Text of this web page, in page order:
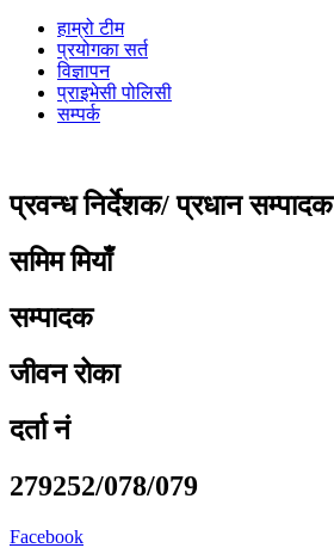
हाम्रो टीम
प्रयोगका सर्त
विज्ञापन
प्राइभेसी पोलिसी
सम्पर्क
प्रवन्ध निर्देशक/ प्रधान सम्पादक
समिम मियाँ
सम्पादक
जीवन रोका
दर्ता नं
279252/078/079
Facebook